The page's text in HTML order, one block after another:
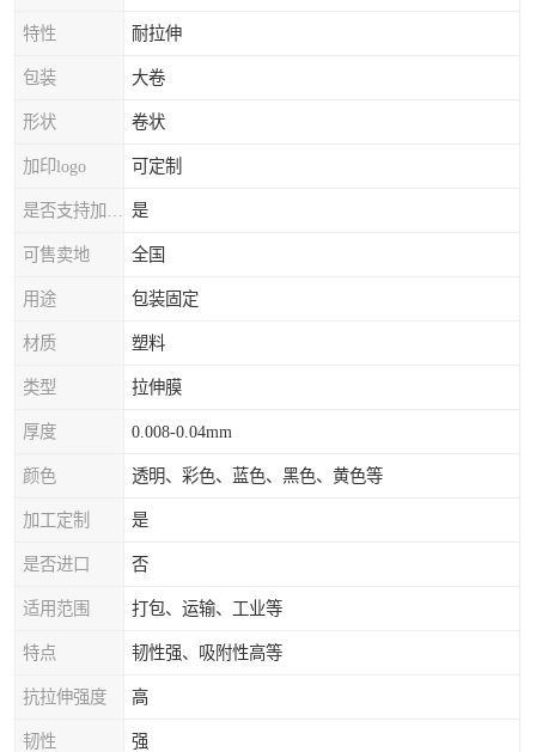
特性 耐拉伸
包装 大卷
形状 卷状
加印logo 可定制
是
可售卖地 全国
用途 包装固定
材质 塑料
类型 拉伸膜
厚度 0.008-0.04mm
颜色 透明、彩色、蓝色、黑色、黄色等
加工定制 是
是否进口 否
适用范围 打包、运输、工业等
特点 韧性强、吸附性高等
抗拉伸强度 高
韧性 强